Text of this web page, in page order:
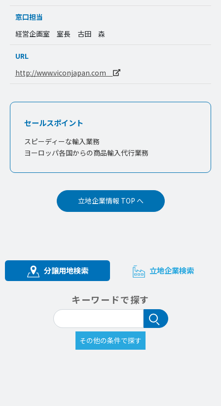
窓口担当
経営企画室 室長 古田 森
URL
http://www.viconjapan.com
セールスポイント
スピーディーな輸入業務
ヨーロッパ各国からの商品輸入代行業務
立地企業情報 TOP へ
分譲用地検索 立地企業検索
キーワードで探す